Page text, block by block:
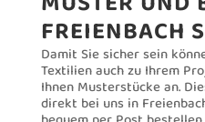
FREIENBACH
Damit Sie sicher sein
Textilien auch zu Ihrem
Ihnen Musterstücke an.
direkt bei uns in